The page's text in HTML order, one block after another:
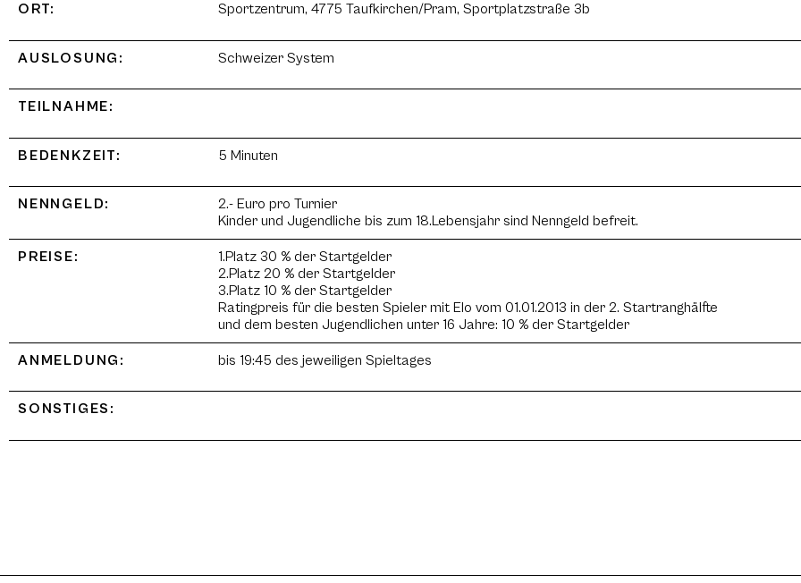
ORT: Sportzentrum, 4775 Taufkirchen/Pram, Sportplatzstraße 3b
AUSLOSUNG: Schweizer System
TEILNAHME:
BEDENKZEIT: 5 Minuten
NENNGELD:
2.- Euro pro Turnier
Kinder und Jugendliche bis zum 18.Lebensjahr sind Nenngeld befreit.
PREISE:
1.Platz 30 % der Startgelder
2.Platz 20 % der Startgelder
3.Platz 10 % der Startgelder
Ratingpreis für die besten Spieler mit Elo vom 01.01.2013 in der 2. Startranghälfte
und dem besten Jugendlichen unter 16 Jahre: 10 % der Startgelder
ANMELDUNG: bis 19:45 des jeweiligen Spieltages
SONSTIGES: